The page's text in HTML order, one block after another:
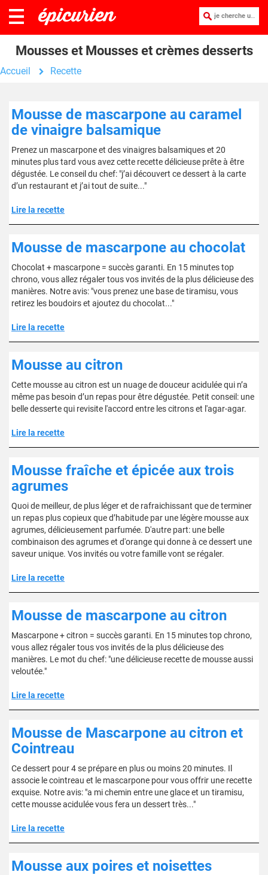
je cherche une recette :
Mousses et Mousses et crèmes desserts
Accueil Recette
Mousse de mascarpone au caramel
de vinaigre balsamique
Prenez un mascarpone et des vinaigres balsamiques et 20
minutes plus tard vous avez cette recette délicieuse prête à être
dégustée. Le conseil du chef: "j’ai découvert ce dessert à la carte
d’un restaurant et j’ai tout de suite..."
Lire la recette
Mousse de mascarpone au chocolat
Chocolat + mascarpone = succès garanti. En 15 minutes top
chrono, vous allez régaler tous vos invités de la plus délicieuse des
manières. Notre avis: "vous prenez une base de tiramisu, vous
retirez les boudoirs et ajoutez du chocolat..."
Lire la recette
Mousse au citron
Cette mousse au citron est un nuage de douceur acidulée qui n’a
même pas besoin d’un repas pour être dégustée. Petit conseil: une
belle desserte qui revisite l'accord entre les citrons et l'agar-agar.
Lire la recette
Mousse fraîche et épicée aux trois
agrumes
Quoi de meilleur, de plus léger et de rafraichissant que de terminer
un repas plus copieux que d’habitude par une légère mousse aux
agrumes, délicieusement parfumée. D'autre part: une belle
combinaison des agrumes et d'orange qui donne à ce dessert une
saveur unique. Vos invités ou votre famille vont se régaler.
Lire la recette
Mousse de mascarpone au citron
Mascarpone + citron = succès garanti. En 15 minutes top chrono,
vous allez régaler tous vos invités de la plus délicieuse des
manières. Le mot du chef: "une délicieuse recette de mousse aussi
veloutée."
Lire la recette
Mousse de Mascarpone au citron et
Cointreau
Ce dessert pour 4 se prépare en plus ou moins 20 minutes. Il
associe le cointreau et le mascarpone pour vous offrir une recette
exquise. Notre avis: "a mi chemin entre une glace et un tiramisu,
cette mousse acidulée vous fera un dessert très..."
Lire la recette
Mousse aux poires et noisettes